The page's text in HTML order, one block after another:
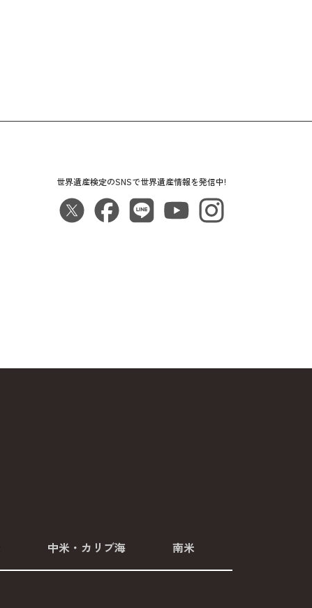
世界遺産検定のSNSで世界遺産情報を発信中!
中米・カリブ海 南米